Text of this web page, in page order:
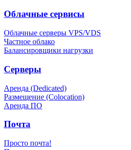
Облачные сервисы
Облачные серверы VPS/VDS
Частное облако
Балансировщики нагрузки
Серверы
Аренда (Dedicated)
Размещение (Colocation)
Аренда ПО
Почта
Просто почта!